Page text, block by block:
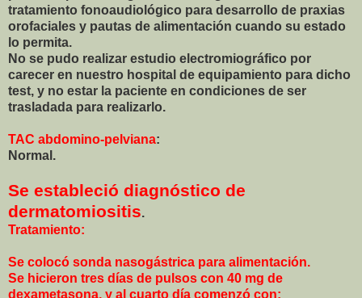
tratamiento fonoaudiológico para desarrollo de praxias
orofaciales y pautas de alimentación cuando su estado
lo permita.
No se pudo realizar estudio electromiográfico por
carecer en nuestro hospital de equipamiento para dicho
test, y no estar la paciente en condiciones de ser
trasladada para realizarlo.
TAC abdomino-pelviana:
Normal.
Se estableció diagnóstico de
dermatomiositis.
Tratamiento:
Se colocó sonda nasogástrica para alimentación.
Se hicieron tres días de pulsos con 40 mg de
dexametasona, y al cuarto día comenzó con: